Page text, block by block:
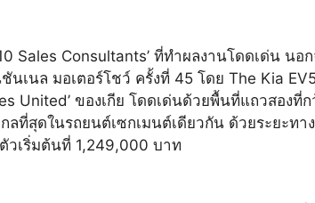
Consultants’ ที่ทำผลงานโดดเด่น นอก
นเนล มอเตอร์โชว์ ครั้งที่ 45 โดย The Kia
ของเกีย โดดเด่นด้วยพื้นที่แถวสองที่
ลที่สุดในรถยนต์เซกเมนต์เดียวกัน ด้วยระยะท
วเริ่มต้นที่ 1,249,000 บาท